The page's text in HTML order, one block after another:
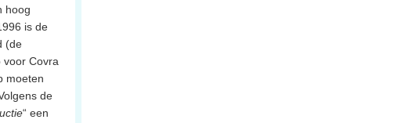
hoog
is de
(de
voor Covra
moeten
de
“ een